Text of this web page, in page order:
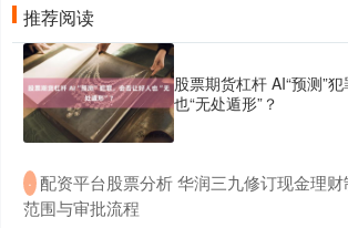
推荐阅读
股票期货杠杆 AI“预测”
也“无处遁形”？
· 配资平台股票分析 华润三九修订现金理
范围与审批流程